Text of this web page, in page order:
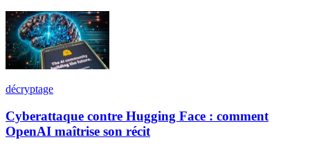
décryptage
Cyberattaque contre Hugging Face : comment
OpenAI maîtrise son récit